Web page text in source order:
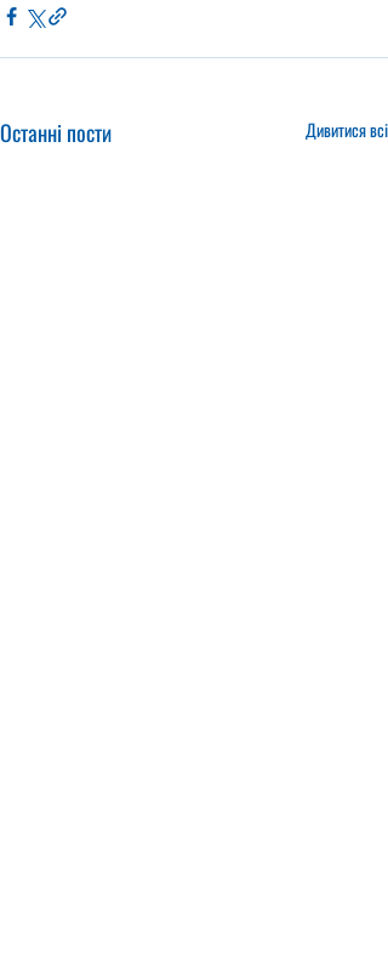
Останні пости Дивитися всі